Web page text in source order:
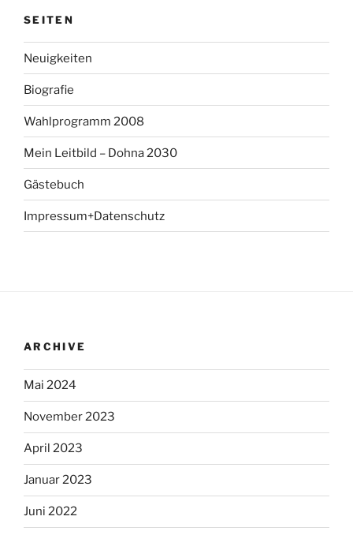
SEITEN
Neuigkeiten
Biografie
Wahlprogramm 2008
Mein Leitbild – Dohna 2030
Gästebuch
Impressum+Datenschutz
ARCHIVE
Mai 2024
November 2023
April 2023
Januar 2023
Juni 2022